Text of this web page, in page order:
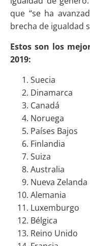
que “se ha
brecha de igualdad
Estos son los
2019:
Suecia
Dinamarca
Canadá
Noruega
Países Bajos
Finlandia
Suiza
Australia
Nueva Zelanda
Alemania
Luxemburgo
Bélgica
Reino Unido